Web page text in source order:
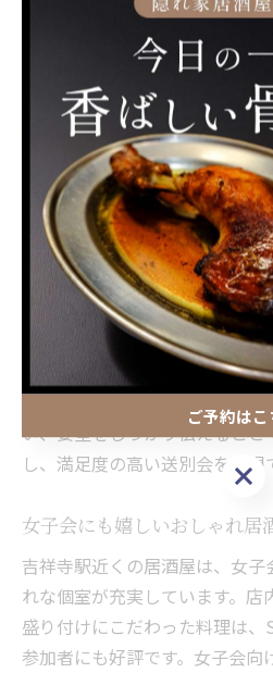
心がけることが成功のポイント
個室居酒屋で叶う上質な送別
送別会を上質な時間にするため
が効果的です。個室はプライベ
ため、主役へのメッセージやサ
く、参加者全員がリラックスし
会話のしやすさや余興の進行も
注意点として、個室の定員数や
音響機器など）を事前に確認し
た広さを選びましょう。人気の
に合わせてレイアウト変更でき
は多く見られます。幹事が事
い、要望をしっかり伝えるこ
し、満足度の高い送別会を実現
女子会にも嬉しいおしゃれ居
吉祥寺駅近くの居酒屋は、女子
れな個室が充実しています。店
盛り付けにこだわった料理は
参加者にも好評です。女子会向
ご予約はこ
ご予約はこ